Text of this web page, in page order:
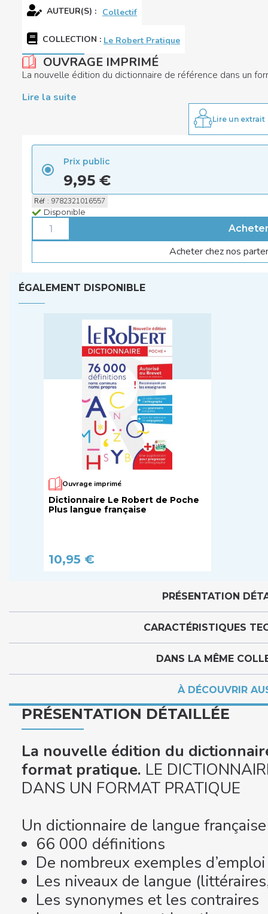
AUTEUR(S) : Collectif
COLLECTION : Le Robert Pratique
OUVRAGE IMPRIMÉ
La nouvelle édition du dictionnaire de référence dans un
Lire la suite
Lire un extrait
Prix public
9,95 €
Réf : 9782321016557
Disponible
Acheter chez nos
ÉGALEMENT DISPONIBLE
Ouvrage imprimé
Dictionnaire Le Robert de Poche
Plus langue française
10,95 €
PRÉSENTATION
CARACTÉRISTIQUES
DANS LA MÊME
À DÉCOUVRIR
PRÉSENTATION DÉTAILLÉE
La nouvelle édition du
format pratique. LE
DANS UN FORMAT PRATIQUE
Un dictionnaire de langue
66 000 définitions
De nombreux exemples d’emploi
Les niveaux de langue
Les synonymes et les contraires